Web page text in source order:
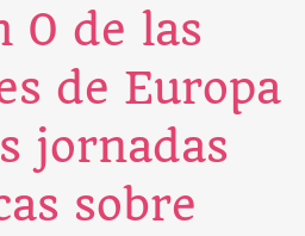
0 de las
de Europa
jornadas
sobre